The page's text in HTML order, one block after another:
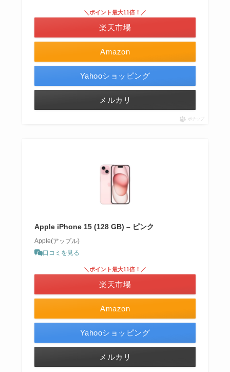
Amazon
＼ポイント最大11倍！／
楽天市場
Yahooショッピング
メルカリ
ポチップ
Apple iPhone 15 (128 GB) – ピンク
Apple(アップル)
口コミを見る
Amazon
＼ポイント最大11倍！／
楽天市場
Yahooショッピング
メルカリ